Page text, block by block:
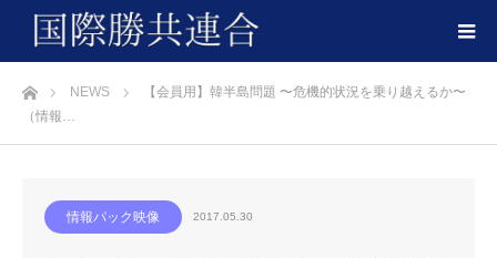
ホームNEWS
【会員用】韓半島問題 〜危機的状況を乗り越えるか〜
（情報…
情報パック映像 2017.05.30